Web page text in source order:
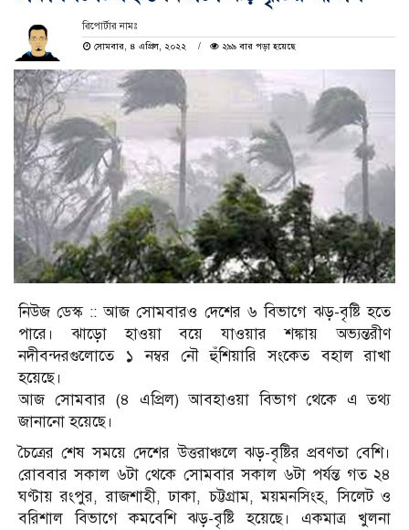
রিপোর্টার নামঃ
সোমবার, ৪ এপ্রিল, ২০২২
২৯৯ বার পড়া হয়েছে
নিউজ ডেস্ক :: আজ সোমবারও দেশের ৬ বিভাগে ঝড়-বৃষ্টি হতে
পারে। ঝাড়ো হাওয়া বয়ে যাওয়ার শঙ্কায় অভ্যন্তরীণ
নদীবন্দরগুলোতে ১ নম্বর নৌ হুঁশিয়ারি সংকেত বহাল রাখা
হয়েছে।
আজ সোমবার (৪ এপ্রিল) আবহাওয়া বিভাগ থেকে এ তথ্য
জানানো হয়েছে।
চৈত্রের শেষ সময়ে দেশের উত্তরাঞ্চলে ঝড়-বৃষ্টির প্রবণতা বেশি।
রোববার সকাল ৬টা থেকে সোমবার সকাল ৬টা পর্যন্ত গত ২৪
ঘণ্টায় রংপুর, রাজশাহী, ঢাকা, চট্টগ্রাম, ময়মনসিংহ, সিলেট ও
বরিশাল বিভাগে কমবেশি ঝড়-বৃষ্টি হয়েছে। একমাত্র খুলনা